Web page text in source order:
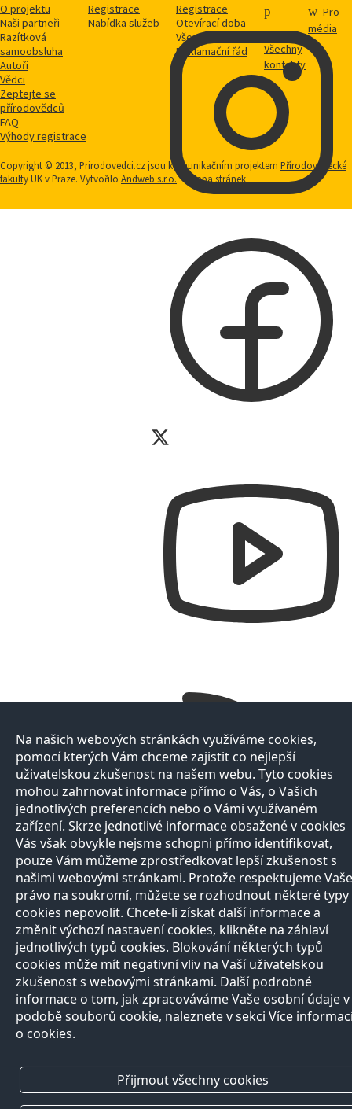
O projektu
Naši partneři
Razítková
samoobsluha
Autoři
Vědci
Zeptejte se
přírodovědců
FAQ
Výhody registrace
Registrace
Nabídka služeb
Registrace
Otevírací doba
Vše o nákupu
Reklamační řád
Všechny
kontakty
Pro
média
Copyright © 2013, Prirodovedci.cz jsou komunikačním projektem Přírodovědecké
fakultyUK v Praze. Vytvořilo Andweb s.r.o. Mapa stránek
Na našich webových stránkách využíváme cookies,
pomocí kterých Vám chceme zajistit co nejlepší
uživatelskou zkušenost na našem webu. Tyto cookies
mohou zahrnovat informace přímo o Vás, o Vašich
jednotlivých preferencích nebo o Vámi využívaném
zařízení. Skrze jednotlivé informace obsažené v cookies
Vás však obvykle nejsme schopni přímo identifikovat,
pouze Vám můžeme zprostředkovat lepší zkušenost s
našimi webovými stránkami. Protože respektujeme Vaše
právo na soukromí, můžete se rozhodnout některé typy
cookies nepovolit. Chcete-li získat další informace a
změnit výchozí nastavení cookies, klikněte na záhlaví
jednotlivých typů cookies. Blokování některých typů
cookies může mít negativní vliv na Vaší uživatelskou
zkušenost s webovými stránkami. Další podrobné
informace o tom, jak zpracováváme Vaše osobní údaje v
podobě souborů cookie, naleznete v sekci Více
o cookies.
Přijmout všechny cookies